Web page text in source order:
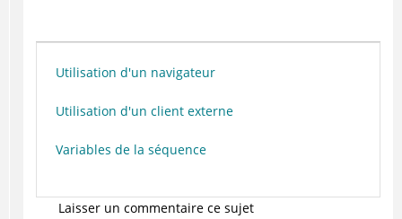
Utilisation d'un navigateur
Utilisation d'un client externe
Variables de la séquence
Laisser un commentaire ce sujet